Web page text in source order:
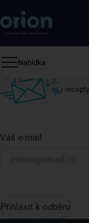
Nabídka
Získejte rady,
ostatní
Přihlaste se k odběru
i
Váš e-mail
Přihlásit k odběru